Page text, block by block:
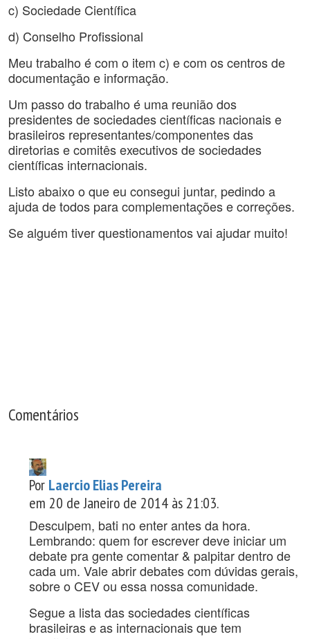
c) Sociedade Científica
d) Conselho Profissional
Meu trabalho é com o item c) e com os centros de
documentação e informação.
Um passo do trabalho é uma reunião dos
presidentes de sociedades científicas nacionais e
brasileiros representantes/componentes das
diretorias e comitês executivos de sociedades
científicas internacionais.
Listo abaixo o que eu consegui juntar, pedindo a
ajuda de todos para complementações e correções.
Se alguém tiver questionamentos vai ajudar muito!
Comentários
Por Laercio Elias Pereira
em 20 de Janeiro de 2014 às 21:03.
Desculpem, bati no enter antes da hora.
Lembrando: quem for escrever deve iniciar um
debate pra gente comentar & palpitar dentro de
cada um. Vale abrir debates com dúvidas gerais,
sobre o CEV ou essa nossa comunidade.
Segue a lista das sociedades científicas
brasileiras e as internacionais que tem